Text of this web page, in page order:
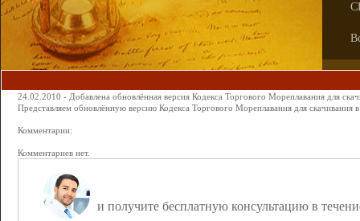
24.02.2010 - Добавлена обновлённая версия Кодекса Торгового Мореплавания для
Представляем обновлённую версию Кодекса Торгового Мореплавания для скачивания
Комментарии:
Комментариев нет.
и получите бесплатную консультацию в